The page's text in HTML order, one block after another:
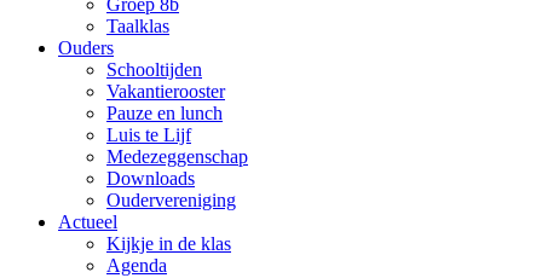
Groep 8b
Taalklas
Ouders
Schooltijden
Vakantierooster
Pauze en lunch
Luis te Lijf
Medezeggenschap
Downloads
Oudervereniging
Actueel
Kijkje in de klas
Agenda